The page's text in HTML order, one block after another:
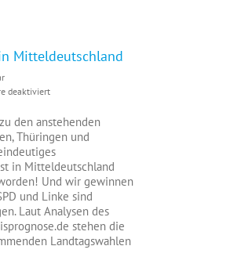
Mitteldeutschland
deaktiviertfür
auf
Erfolgskurs
in
Mitteldeutschland
den anstehenden
Thüringen und
in Mitteldeutschland
Und wir gewinnen
und Linke sind
Laut Analysen des
stehen die
Landtagswahlen